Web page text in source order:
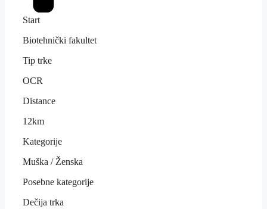
Start
Biotehnički fakultet
Tip trke
OCR
Distance
12km
Kategorije
Muška / Ženska
Posebne kategorije
Dečija trka